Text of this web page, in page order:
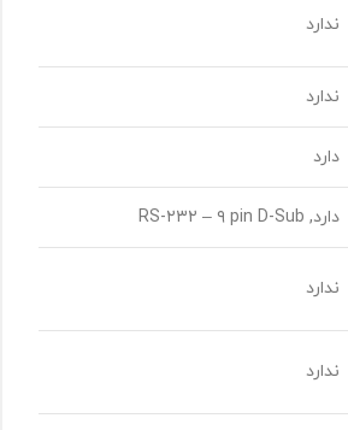
ندارد
ندارد
دارد
دارد, RS-۲۳۲ – ۹ pin D-Sub
ندارد
ندارد